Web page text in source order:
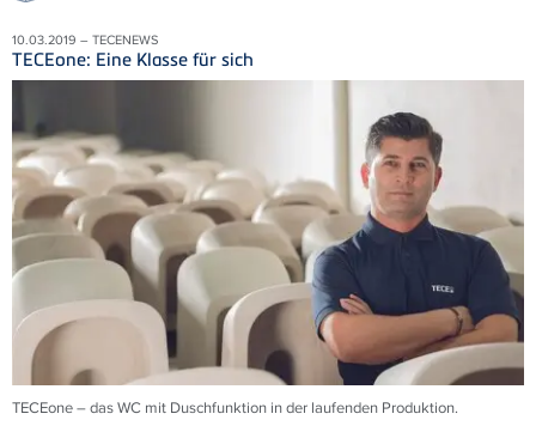
10.03.2019 – TECENEWS
TECEone: Eine Klasse für sich
TECEone – das WC mit Duschfunktion in der laufenden Produktion.